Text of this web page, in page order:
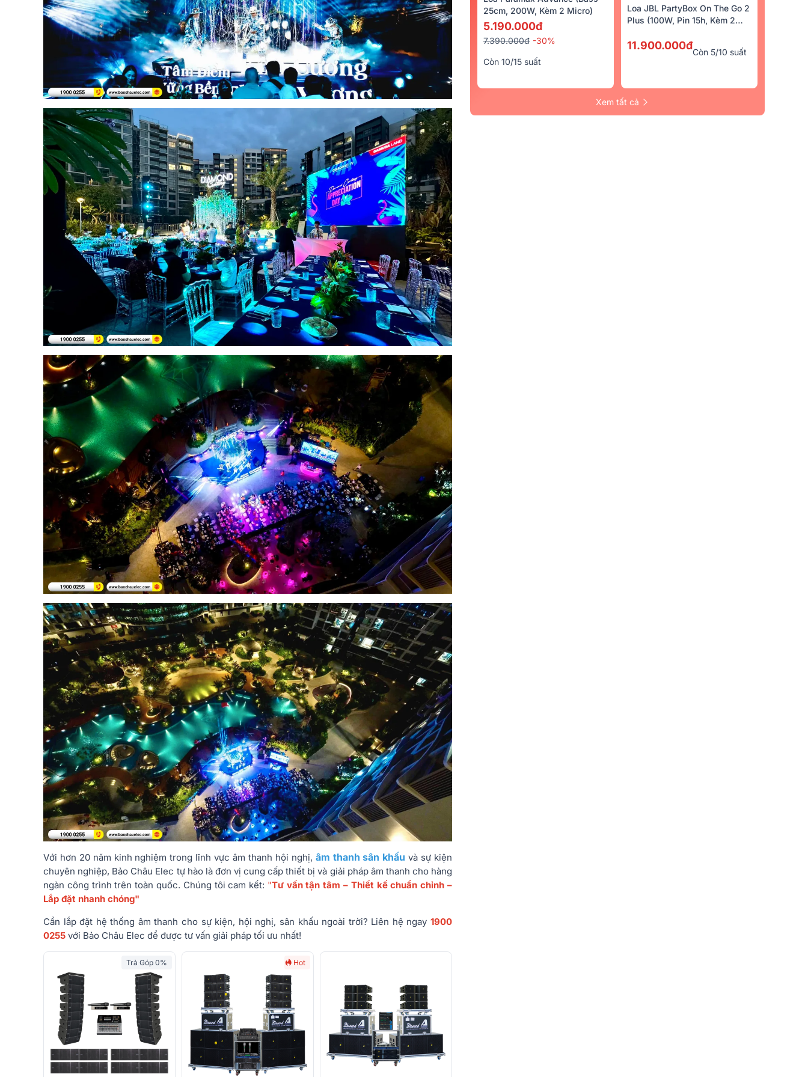
Với hơn 20 năm kinh nghiệm trong lĩnh vực âm thanh hội nghị, âm thanh sân khấu và sự kiện
chuyên nghiệp, Bảo Châu Elec tự hào là đơn vị cung cấp thiết bị và giải pháp âm thanh cho hàng
ngàn công trình trên toàn quốc. Chúng tôi cam kết: "Tư vấn tận tâm – Thiết kế chuẩn chỉnh –
Lắp đặt nhanh chóng"
Cần lắp đặt hệ thống âm thanh cho sự kiện, hội nghị, sân khấu ngoài trời? Liên hệ ngay 1900
0255 với Bảo Châu Elec để được tư vấn giải pháp tối ưu nhất!
Trả Góp 0% Hot
25cm, 200W, Kèm 2 Micro)
5.190.000đ
7.390.000đ -30%
Còn 10/15 suất
Loa JBL PartyBox On The Go 2
Plus (100W, Pin 15h, Kèm 2
11.900.000đ
Còn 5/10 suất
Xem tất cả